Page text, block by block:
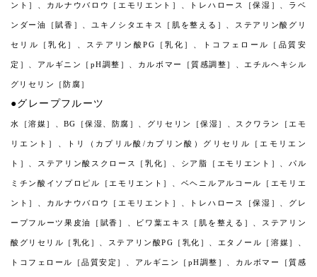
ント］、カルナウバロウ［エモリエント］、トレハロース［保湿］、ラベ
ンダー油［賦香］、ユキノシタエキス［肌を整える］、ステアリン酸グリ
セリル［乳化］、ステアリン酸PG［乳化］、トコフェロール［品質安
定］、アルギニン［pH調整］、カルボマー［質感調整］、エチルヘキシル
グリセリン［防腐］
●グレープフルーツ
水［溶媒］、BG［保湿、防腐］、グリセリン［保湿］、スクワラン［エモ
リエント］、トリ（カプリル酸/カプリン酸）グリセリル［エモリエン
ト］、ステアリン酸スクロース［乳化］、シア脂［エモリエント］、パル
ミチン酸イソプロピル［エモリエント］、ベヘニルアルコール［エモリエ
ント］、カルナウバロウ［エモリエント］、トレハロース［保湿］、グレ
ープフルーツ果皮油［賦香］、ビワ葉エキス［肌を整える］、ステアリン
酸グリセリル［乳化］、ステアリン酸PG［乳化］、エタノール［溶媒］、
トコフェロール［品質安定］、アルギニン［pH調整］、カルボマー［質感